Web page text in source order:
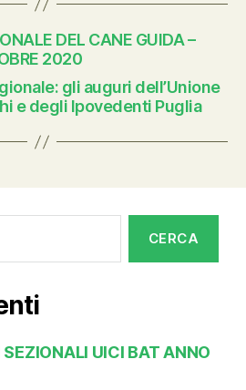
DEL CANE GUIDA –
2020
gli auguri dell’Unione
e degli Ipovedenti Puglia
UICI BAT ANNO